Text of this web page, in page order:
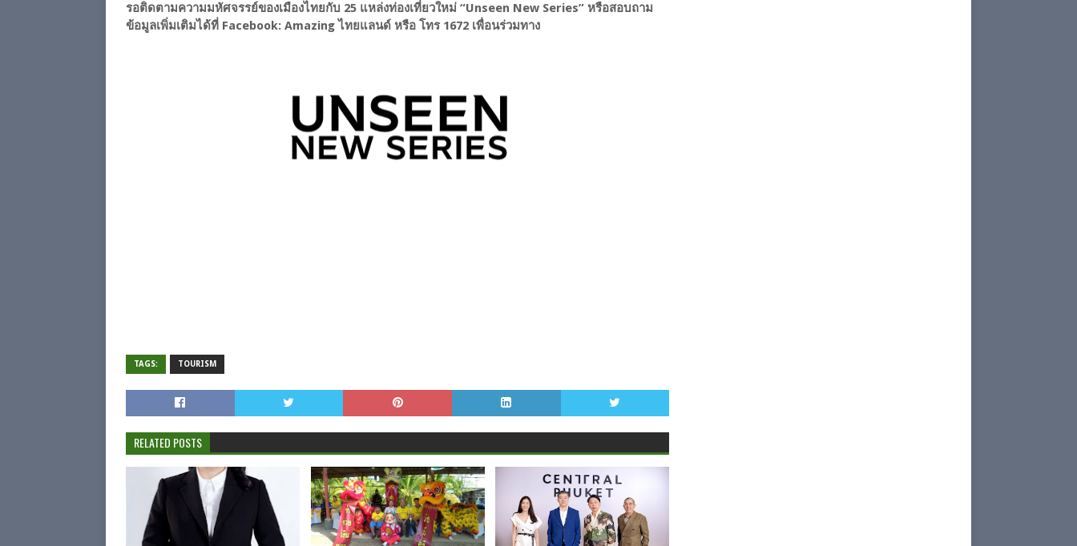
รอติดตามความมหัศจรรย์ของเมืองไทยกับ 25 แหล่งท่องเที่ยวใหม่ “Unseen New Series” หรือสอบถาม
ข้อมูลเพิ่มเติมได้ที่ Facebook: Amazing ไทยแลนด์ หรือ โทร 1672 เพื่อนร่วมทาง
TAGS: TOURISM
RELATED POSTS